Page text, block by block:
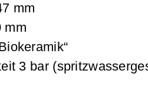
mm
mm
3 bar